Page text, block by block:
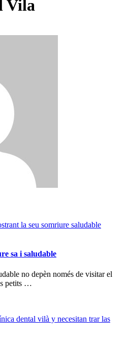
Vila
sa i saludable
no depèn només de visitar el
petits …